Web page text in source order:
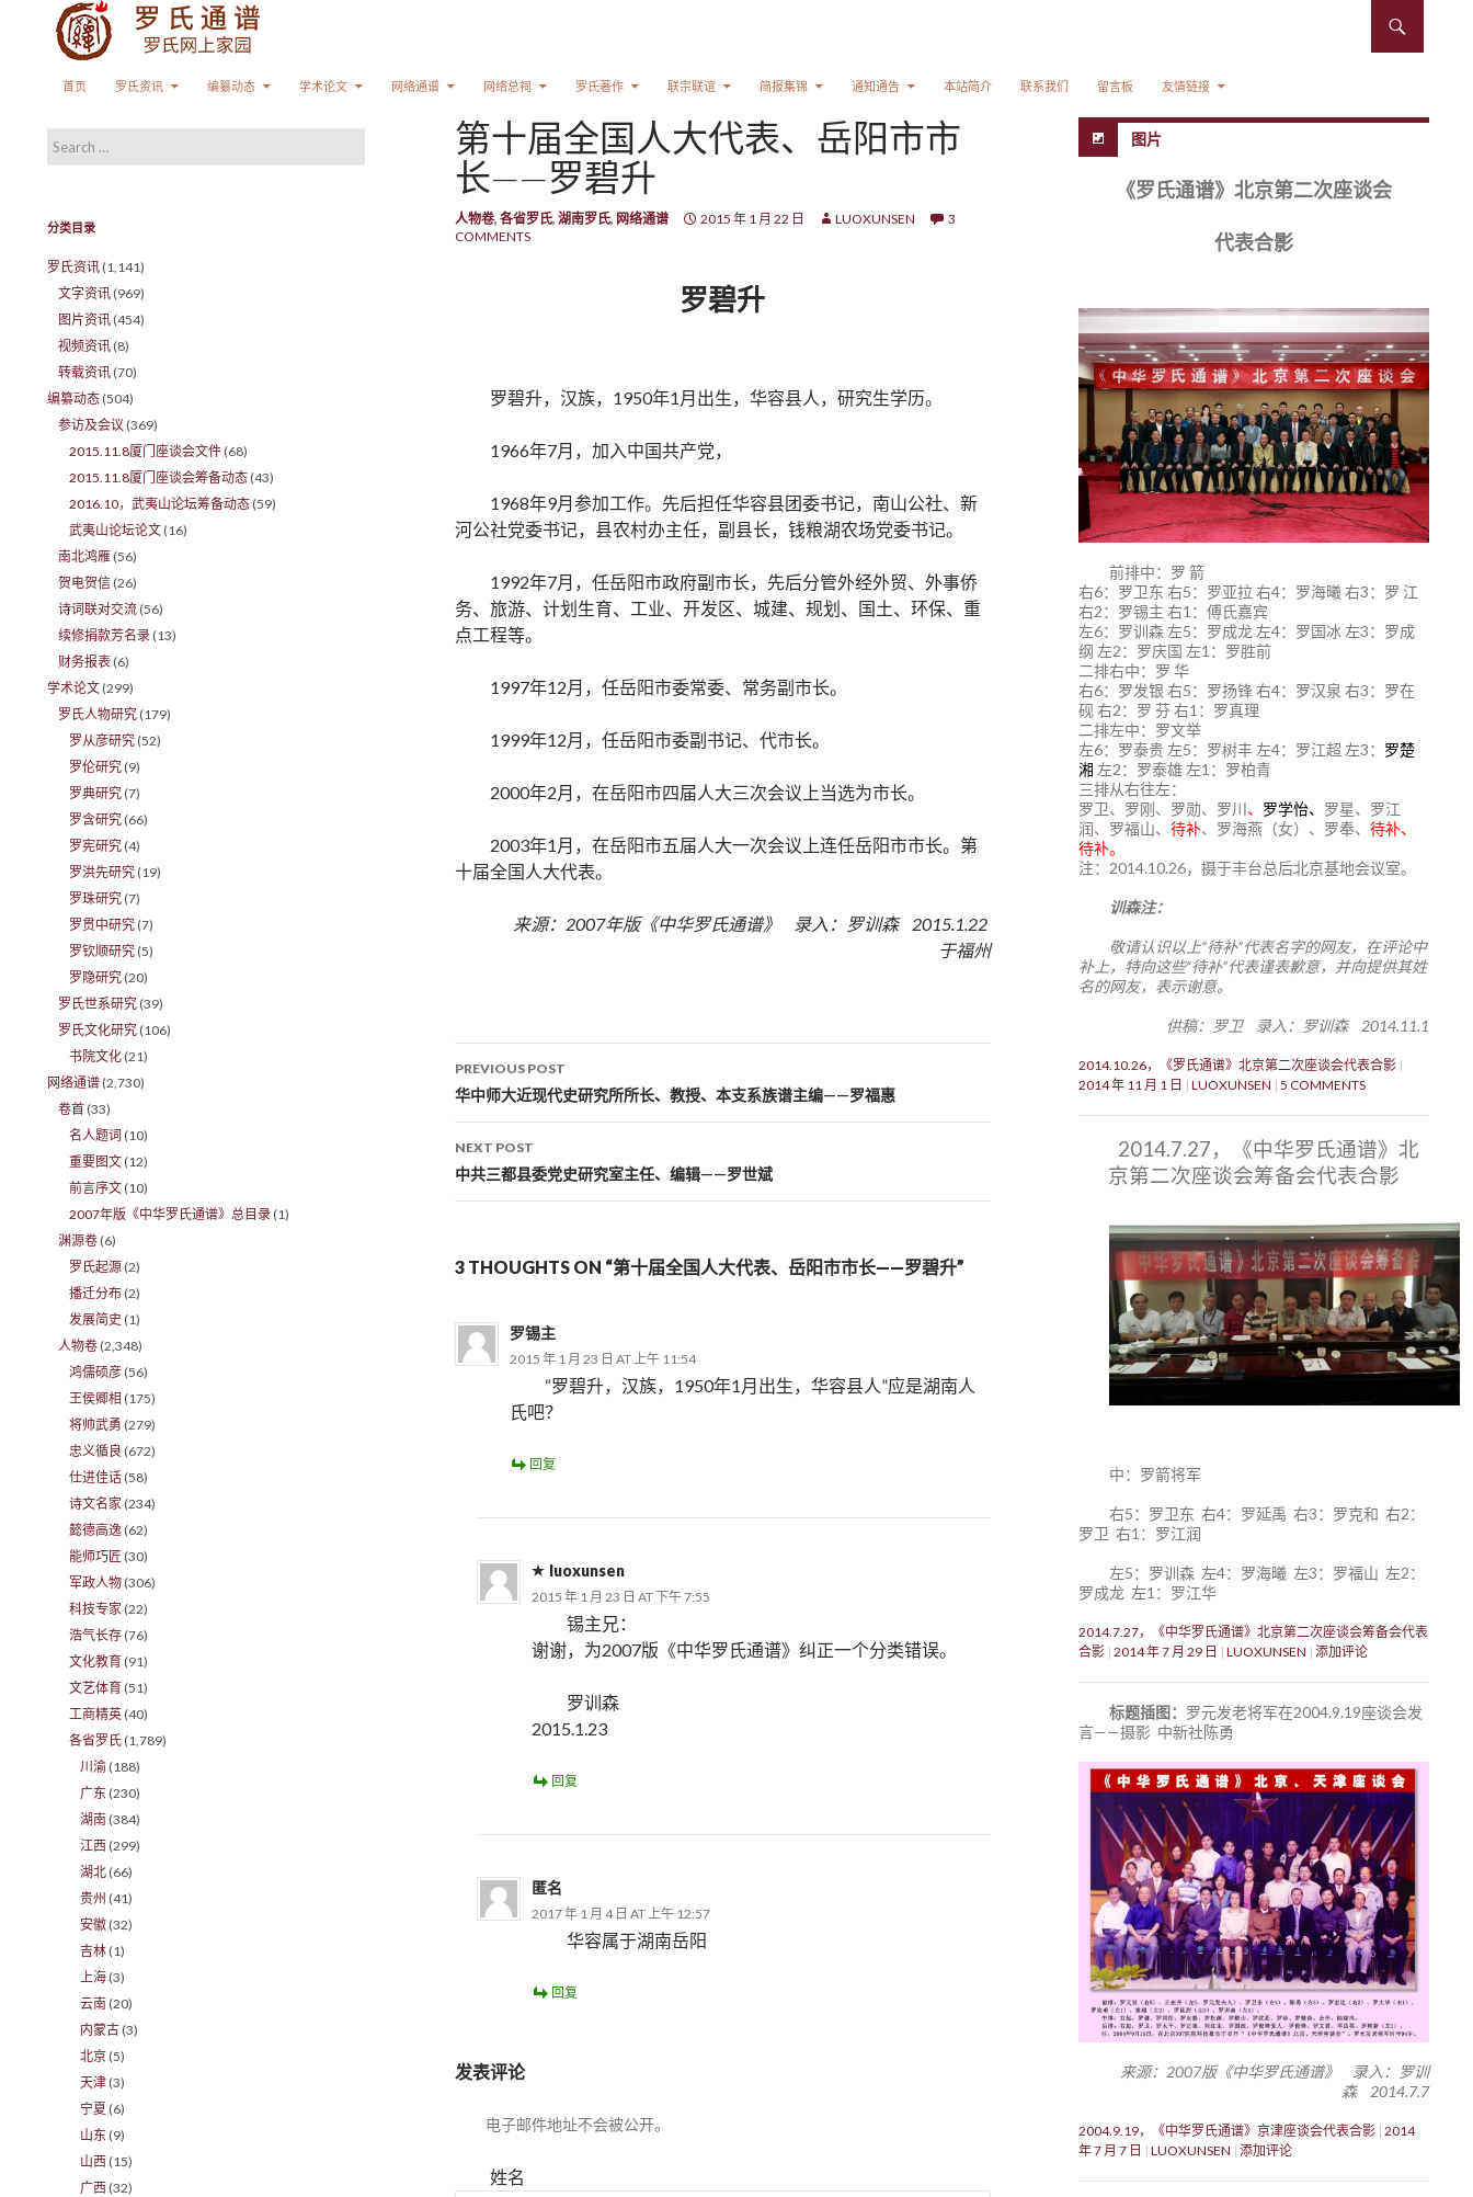
首页
罗氏资讯 编纂动态 学术论文 网络通谱 网络总祠 罗氏著作 联宗联谊 简报集锦 通知通告 本站简介 联系我们 留言板 友情链接
第十届全国人大代表、岳阳市市
长——罗碧升
人物卷, 各省罗氏, 湖南罗氏, 网络通谱 2015 年 1 月 22 日 LUOXUNSEN
3
COMMENTS
罗碧升
罗碧升，汉族，1950年1月出生，华容县人，研究生学历。
1966年7月，加入中国共产党，
1968年9月参加工作。先后担任华容县团委书记，南山公社、新
河公社党委书记，县农村办主任，副县长，钱粮湖农场党委书记。
1992年7月，任岳阳市政府副市长，先后分管外经外贸、外事侨
务、旅游、计划生育、工业、开发区、城建、规划、国土、环保、重
点工程等。
1997年12月，任岳阳市委常委、常务副市长。
1999年12月，任岳阳市委副书记、代市长。
2000年2月，在岳阳市四届人大三次会议上当选为市长。
2003年1月，在岳阳市五届人大一次会议上连任岳阳市市长。第
十届全国人大代表。
来源：2007年版《中华罗氏通谱》 录入：罗训森 2015.1.22
于福州
Post navigation
PREVIOUS POST
华中师大近现代史研究所所长、教授、本支系族谱主编——罗福惠
NEXT POST
中共三都县委党史研究室主任、编辑——罗世斌
3 THOUGHTS ON “第十届全国人大代表、岳阳市市长——罗碧升”
罗锡主
2015 年 1 月 23 日 AT 上午 11:54
“罗碧升，汉族，1950年1月出生，华容县人”应是湖南人
氏吧？
回复
luoxunsen
2015 年 1 月 23 日 AT 下午 7:55
锡主兄：
谢谢，为2007版《中华罗氏通谱》纠正一个分类错误。
罗训森
2015.1.23
回复
匿名
2017 年 1 月 4 日 AT 上午 12:57
华容属于湖南岳阳
回复
发表评论
电子邮件地址不会被公开。
姓名
图片
《罗氏通谱》北京第二次座谈会
代表合影
前排中：罗 箭
右6：罗卫东 右5：罗亚拉 右4：罗海曦 右3：罗 江
右2：罗锡主 右1：傅氏嘉宾
左6：罗训森 左5：罗成龙 左4：罗国冰 左3：罗成
纲 左2：罗庆国 左1：罗胜前
二排右中：罗 华
右6：罗发银 右5：罗扬锋 右4：罗汉泉 右3：罗在
砚 右2：罗 芬 右1：罗真理
二排左中：罗文举
左6：罗泰贵 左5：罗树丰 左4：罗江超 左3： 罗楚
湘 左2：罗泰雄 左1：罗柏青
三排从右往左：
罗卫、罗刚、罗勋、罗川、 罗学怡、 罗星、罗江
润、罗福山、 待补、罗海燕（女）、罗奉、 待补、
待补。
注：2014.10.26，摄于丰台总后北京基地会议室。
训森注：
敬请认识以上“待补”代表名字的网友，在评论中
补上，特向这些“待补”代表谨表歉意，并向提供其姓
名的网友，表示谢意。
供稿：罗卫 录入：罗训森 2014.11.1
2014.10.26，《罗氏通谱》北京第二次座谈会代表合影
2014 年 11 月 1 日
LUOXUNSEN 5 COMMENTS
2014.7.27，《中华罗氏通谱》北
京第二次座谈会筹备会代表合影
中：罗箭将军
右5：罗卫东 右4：罗延禹 右3：罗克和 右2：
罗卫 右1：罗江润
左5：罗训森 左4：罗海曦 左3：罗福山 左2：
罗成龙 左1：罗江华
2014.7.27，《中华罗氏通谱》北京第二次座谈会筹备会代表
合影 2014 年 7 月 29 日 LUOXUNSEN 添加评论
标题插图： 罗元发老将军在2004.9.19座谈会发
言——摄影 中新社陈勇
来源：2007版《中华罗氏通谱》 录入：罗训
森 2014.7.7
2004.9.19，《中华罗氏通谱》京津座谈会代表合影 2014
年 7 月 7 日
LUOXUNSEN 添加评论
Search for:
分类目录
罗氏资讯 (1,141)
文字资讯 (969)
图片资讯 (454)
视频资讯 (8)
转载资讯 (70)
编纂动态 (504)
参访及会议 (369)
2015.11.8厦门座谈会文件 (68)
2015.11.8厦门座谈会筹备动态 (43)
2016.10，武夷山论坛筹备动态 (59)
武夷山论坛论文 (16)
南北鸿雁 (56)
贺电贺信 (26)
诗词联对交流 (56)
续修捐款芳名录 (13)
财务报表 (6)
学术论文 (299)
罗氏人物研究 (179)
罗从彦研究 (52)
罗伦研究 (9)
罗典研究 (7)
罗含研究 (66)
罗宪研究 (4)
罗洪先研究 (19)
罗珠研究 (7)
罗贯中研究 (7)
罗钦顺研究 (5)
罗隐研究 (20)
罗氏世系研究 (39)
罗氏文化研究 (106)
书院文化 (21)
网络通谱 (2,730)
卷首 (33)
名人题词 (10)
重要图文 (12)
前言序文 (10)
2007年版《中华罗氏通谱》总目录 (1)
渊源卷 (6)
罗氏起源 (2)
播迁分布 (2)
发展简史 (1)
人物卷 (2,348)
鸿儒硕彦 (56)
王侯卿相 (175)
将帅武勇 (279)
忠义循良 (672)
仕进佳话 (58)
诗文名家 (234)
懿德高逸 (62)
能师巧匠 (30)
军政人物 (306)
科技专家 (22)
浩气长存 (76)
文化教育 (91)
文艺体育 (51)
工商精英 (40)
各省罗氏 (1,789)
川渝 (188)
广东 (230)
湖南 (384)
江西 (299)
湖北 (66)
贵州 (41)
安徽 (32)
吉林 (1)
上海 (3)
云南 (20)
内蒙古 (3)
北京 (5)
天津 (3)
宁夏 (6)
山东 (9)
山西 (15)
广西 (32)